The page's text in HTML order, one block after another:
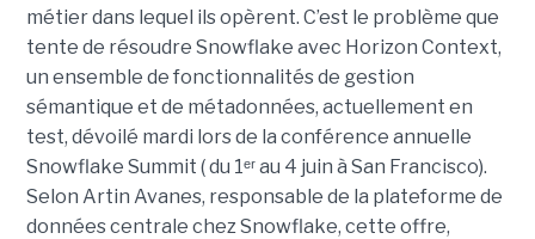
métier dans lequel ils opèrent. C’est le problème que
tente de résoudre Snowflake avec Horizon Context,
un ensemble de fonctionnalités de gestion
sémantique et de métadonnées, actuellement en
test, dévoilé mardi lors de la conférence annuelle
Snowflake Summit ( du 1ᵉʳ au 4 juin à San Francisco).
Selon Artin Avanes, responsable de la plateforme de
données centrale chez Snowflake, cette offre,